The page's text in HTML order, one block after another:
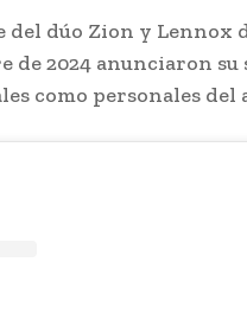
dúo Zion y Lennox
de 2024 anunciaron
como personales del